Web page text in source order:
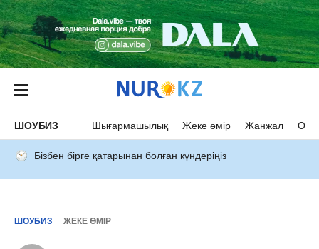
ШОУБИЗ Шығармашылық Жеке өмір Жанжал
Бізбен бірге қатарынан болған күндеріңіз
ШОУБИЗ ЖЕКЕ ӨМІР